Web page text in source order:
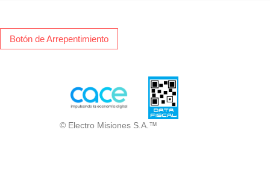
Botón de Arrepentimiento
© Electro Misiones S.A.™